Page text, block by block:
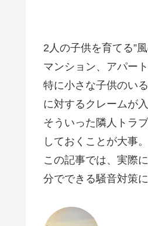
2人の子供を育てる”
マンション、アパー
特に小さな子供のい
に対するクレームが
そういった隣人トラ
しておくことが大事。
この記事では、実際
分でできる騒音対策